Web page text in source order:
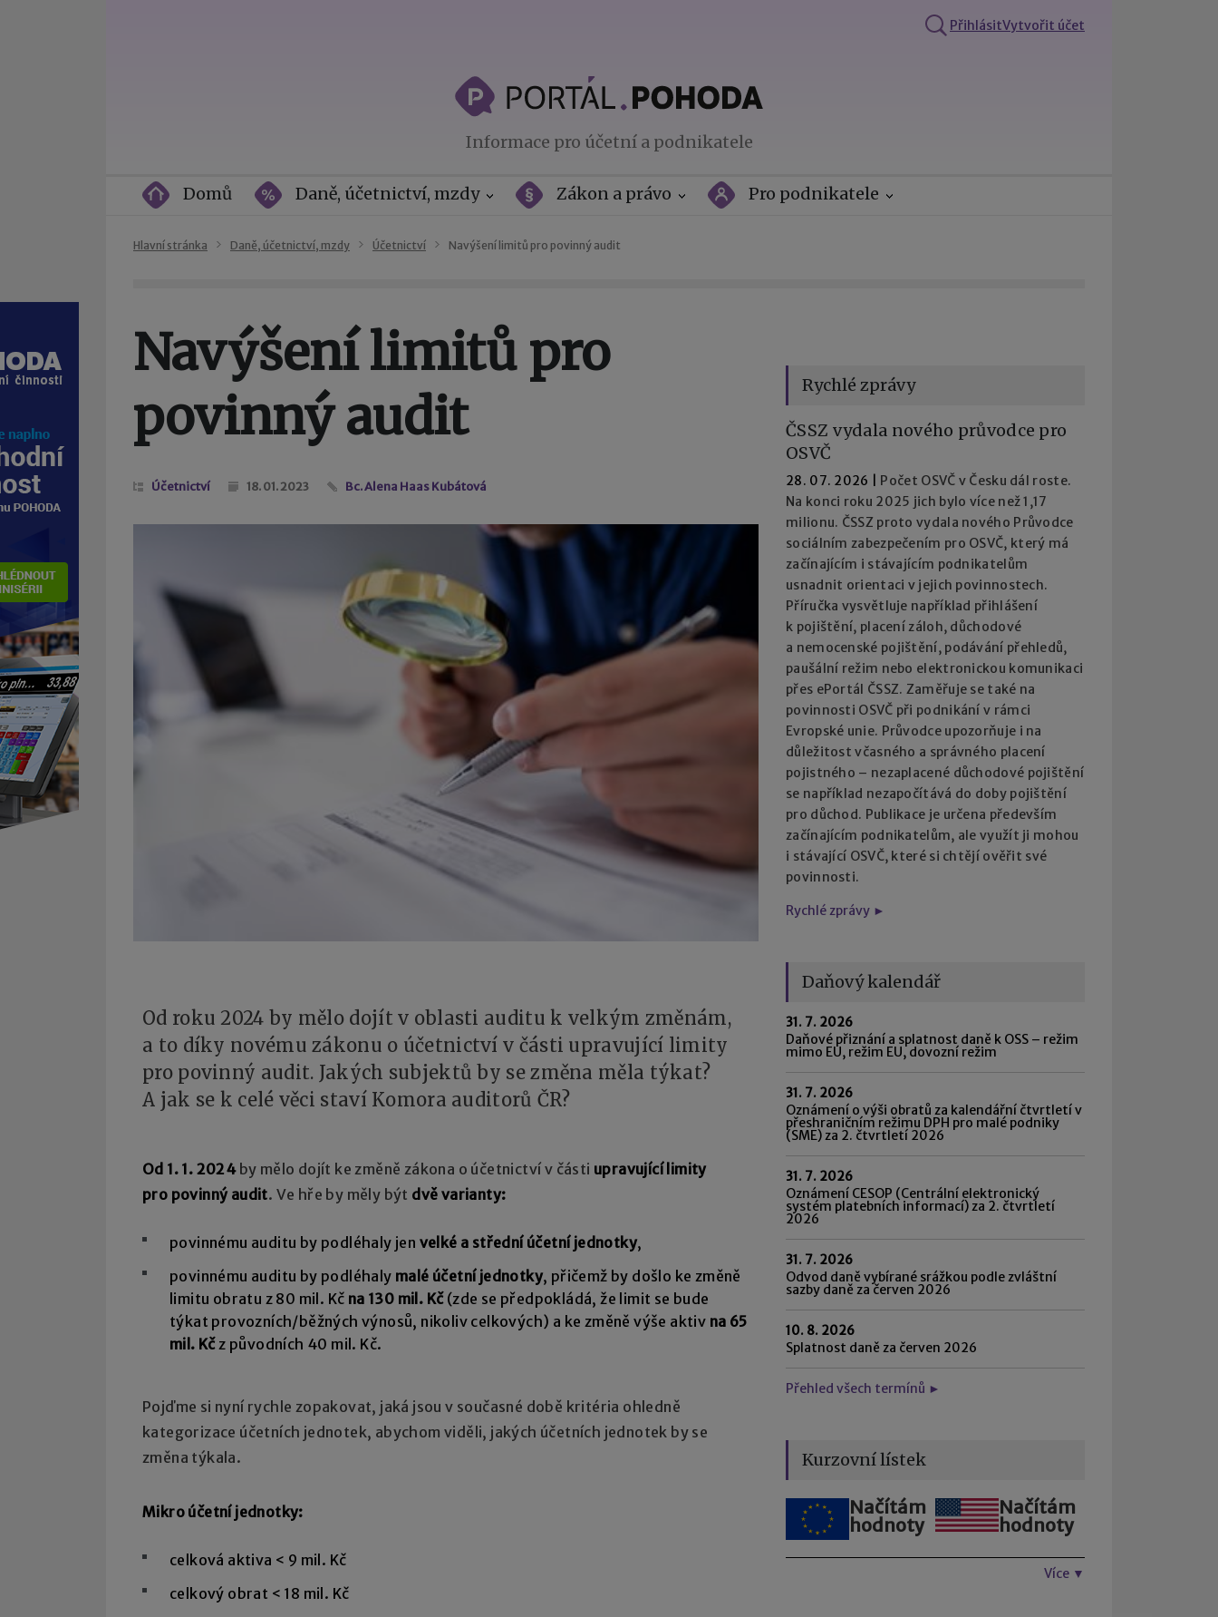
PřihlásitVytvořit účet
Informace pro účetní a podnikatele
Domů Daně, účetnictví, mzdy Zákon a právo Pro podnikatele
Hlavní stránka Daně, účetnictví, mzdy Účetnictví Navýšení limitů pro povinný audit
Navýšení limitů pro
povinný audit
Účetnictví 18. 01. 2023 Bc. Alena Haas Kubátová
Od roku 2024 by mělo dojít v oblasti auditu k velkým změnám,
a to díky novému zákonu o účetnictví v části upravující limity
pro povinný audit. Jakých subjektů by se změna měla týkat?
A jak se k celé věci staví Komora auditorů ČR?
Od 1. 1. 2024by mělo dojít ke změně zákona o účetnictví v části upravující limity
pro povinný audit. Ve hře by měly být dvě varianty:
povinnému auditu by podléhaly jen velké a střední účetní jednotky,
povinnému auditu by podléhaly malé účetní jednotky, přičemž by došlo ke změně
limitu obratu z 80 mil. Kč na 130 mil. Kč(zde se předpokládá, že limit se bude
týkat provozních/běžných výnosů, nikoliv celkových) a ke změně výše aktiv na 65
mil. Kčz původních 40 mil. Kč.
Pojďme si nyní rychle zopakovat, jaká jsou v současné době kritéria ohledně
kategorizace účetních jednotek, abychom viděli, jakých účetních jednotek by se
změna týkala.
Mikro účetní jednotky:
celková aktiva < 9 mil. Kč
celkový obrat < 18 mil. Kč
Rychlé zprávy
ČSSZ vydala nového průvodce pro
OSVČ
28. 07. 2026
Počet OSVČ v Česku dál roste.
Na konci roku 2025 jich bylo více než 1,17
milionu. ČSSZ proto vydala nového Průvodce
sociálním zabezpečením pro OSVČ, který má
začínajícím i stávajícím podnikatelům
usnadnit orientaci v jejich povinnostech.
Příručka vysvětluje například přihlášení
k pojištění, placení záloh, důchodové
a nemocenské pojištění, podávání přehledů,
paušální režim nebo elektronickou komunikaci
přes ePortál ČSSZ. Zaměřuje se také na
povinnosti OSVČ při podnikání v rámci
Evropské unie. Průvodce upozorňuje i na
důležitost včasného a správného placení
pojistného – nezaplacené důchodové pojištění
se například nezapočítává do doby pojištění
pro důchod. Publikace je určena především
začínajícím podnikatelům, ale využít ji mohou
i stávající OSVČ, které si chtějí ověřit své
povinnosti.
Rychlé zprávy ►
Daňový kalendář
31. 7. 2026
Daňové přiznání a splatnost daně k OSS – režim
mimo EU, režim EU, dovozní režim
31. 7. 2026
Oznámení o výši obratů za kalendářní čtvrtletí v
přeshraničním režimu DPH pro malé podniky
(SME) za 2. čtvrtletí 2026
31. 7. 2026
Oznámení CESOP (Centrální elektronický
systém platebních informací) za 2. čtvrtletí
2026
31. 7. 2026
Odvod daně vybírané srážkou podle zvláštní
sazby daně za červen 2026
10. 8. 2026
Splatnost daně za červen 2026
Přehled všech termínů ►
Kurzovní lístek
Načítám
hodnoty
Načítám
hodnoty
Více ▼